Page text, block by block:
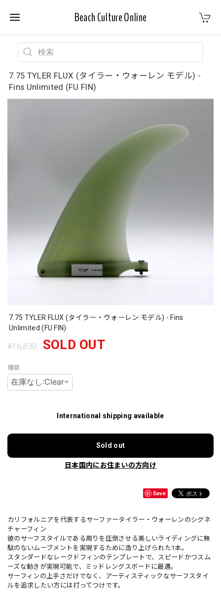
Beach Culture Online
7.75 TYLER FLUX (タイラー・ウォーレン モデル) -
Fins Unlimited (FU FIN)
7.75 TYLER FLUX (タイラー・ウォーレン モデル) - Fins
Unlimited (FU FIN)
¥16,830 SOLD OUT
種類
International shipping available
Sold out
日本国内にお住まいの方向け
Save
カリフォルニアを代表するサーファータイラー・ウォーレンのシグネ
チャーフィン
彼のサーフスタイルである周りを圧倒させる美しいライディングに無
駄のないムーブメントを実現するために造り上げられた1本。
スタンダードなレークドフィンのテンプレートで、スピードかつスム
ーズな動きが実現可能で、ミッドレングスボードに最適。
サーフィンの上手さだけでなく、アーティスティックなサーフスタイ
ルを追求したい方には打ってつけです。